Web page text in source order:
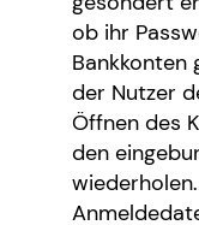
ob ihr
Bankkonten
der Nutzer
Öffnen des
den